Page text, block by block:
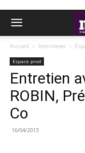
Accueil Interviews
Espace prod
Entretien
ROBIN,
Co
16/04/2013